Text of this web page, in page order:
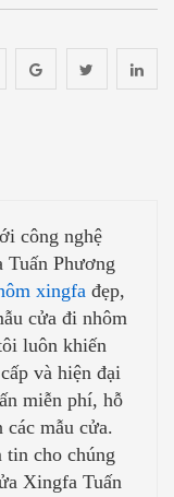
công nghệ
Phương
xingfa đẹp,
cửa đi nhôm
luôn khiến
và hiện đại
miễn phí, hỗ
mẫu cửa.
tin cho chúng
Xingfa Tuấn